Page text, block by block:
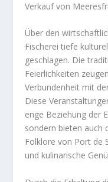
Verkauf von
Über den
Fischerei tiefe
geschlagen. Die
Feierlichkeiten
Verbundenheit mit
Diese
enge Beziehung der
sondern bieten auch
Folklore von Port de
und kulinarische